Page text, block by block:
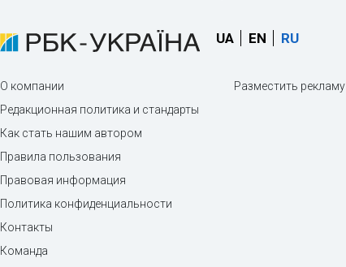
UA EN RU
О компании
Редакционная политика и стандарты
Как стать нашим автором
Правила пользования
Правовая информация
Политика конфиденциальности
Контакты
Команда
Разместить рекламу